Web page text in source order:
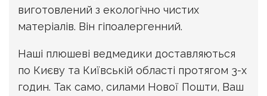
виготовлений з екологічно чистих
матеріалів. Він гіпоалергенний.
Наші плюшеві ведмедики доставляються
по Києву та Київській області протягом 3-х
годин. Так само, силами Нової Пошти, Ваш